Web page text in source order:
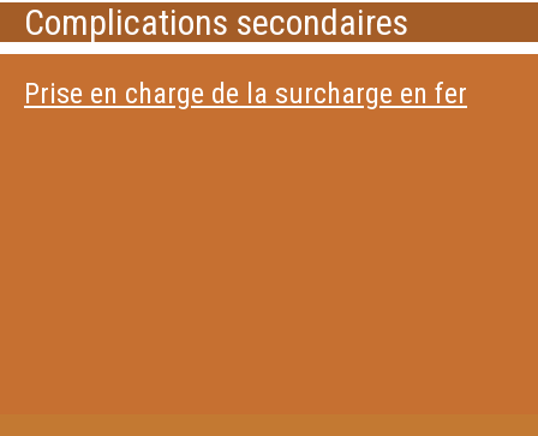
Complications secondaires
Prise en charge de la surcharge en fer